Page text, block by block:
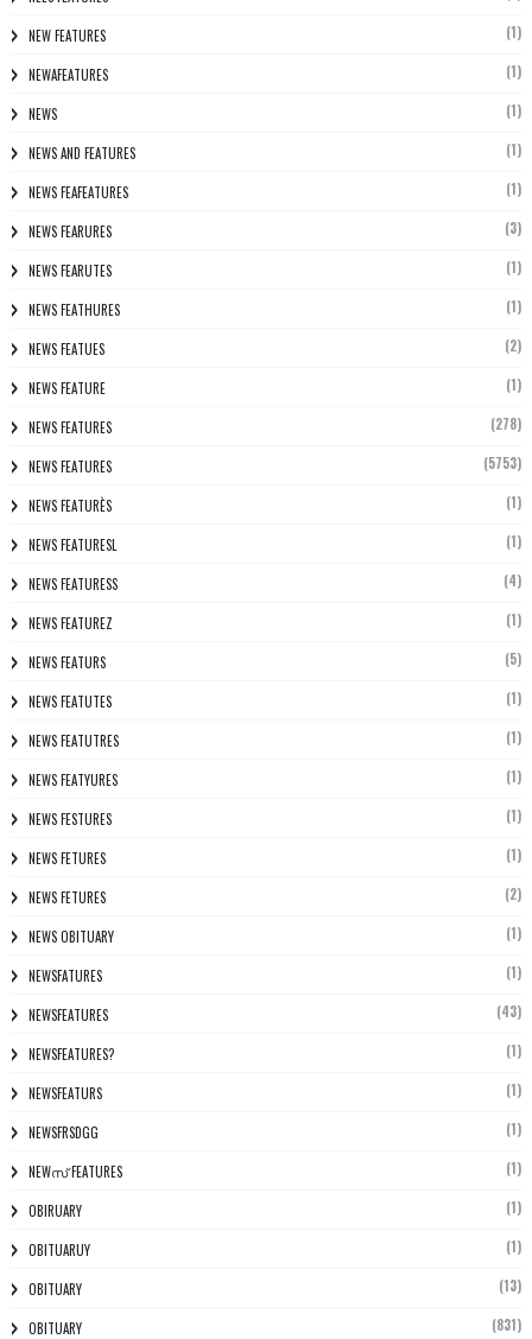
NEW FEATURES (1)
NEWAFEATURES (1)
NEWS (1)
NEWS AND FEATURES (1)
NEWS FEAFEATURES (1)
NEWS FEARURES (3)
NEWS FEARUTES (1)
NEWS FEATHURES (1)
NEWS FEATUES (2)
NEWS FEATURE (1)
NEWS FEATURES (278)
NEWS FEATURES (5753)
NEWS FEATURÈS (1)
NEWS FEATURESL (1)
NEWS FEATURESS (4)
NEWS FEATUREZ (1)
NEWS FEATURS (5)
NEWS FEATUTES (1)
NEWS FEATUTRES (1)
NEWS FEATYURES (1)
NEWS FESTURES (1)
NEWS FETURES (1)
NEWS FETURES (2)
NEWS OBITUARY (1)
NEWSFATURES (1)
NEWSFEATURES (43)
NEWSFEATURES? (1)
NEWSFEATURS (1)
NEWSFRSDGG (1)
NEWസ് FEATURES (1)
OBIRUARY (1)
OBITUARUY (1)
OBITUARY (13)
OBITUARY (831)